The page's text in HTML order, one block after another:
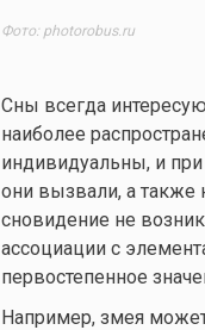
Фото: photorobus.ru
Сны всегда
наиболее
индивидуальны, и
они вызвали, а
сновидение не
ассоциации с
первостепенное
Например, змея